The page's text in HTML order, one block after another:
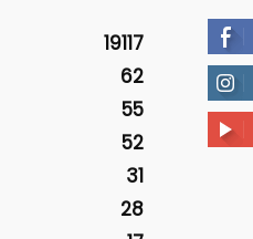
19117
62
55
52
31
28